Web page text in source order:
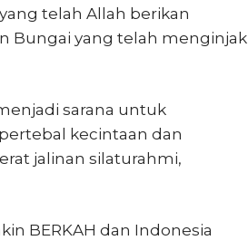
telah Allah berikan
Bungai yang telah menginjak
sarana untuk
kecintaan dan
jalinan silaturahmi,
BERKAH dan Indonesia